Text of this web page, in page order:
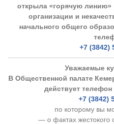
Рекомендации
Порядок работы ЦОН
УСТАВ ГКУ “АППАРАТ
Доходы руководителя
открыла «горячую
организации и
начального общего
+7 (3842)
Уважаемые
В Общественной палате
действует
+7 (3842)
по которому вы
— о фактах жестокого